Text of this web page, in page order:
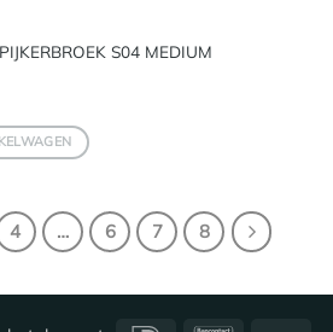
S04 MEDIUM
4 … 6 7 8